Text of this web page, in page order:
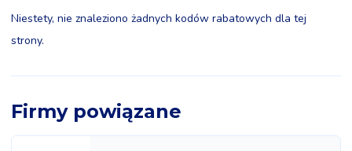
Niestety, nie znaleziono żadnych kodów rabatowych dla tej
strony.
Firmy powiązane